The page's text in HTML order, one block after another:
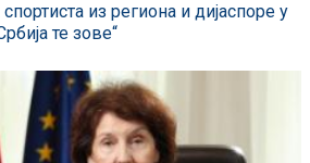
из региона и дијаспоре у
те зове“